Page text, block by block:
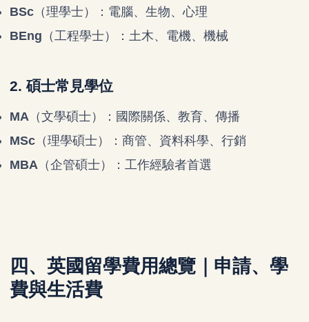
BSc （理學士）：電腦、生物、心理
BEng （工程學士）：土木、電機、機械
2. 碩士常見學位
MA （文學碩士）：國際關係、教育、傳播
MSc （理學碩士）：商管、資料科學、行銷
MBA （企管碩士）：工作經驗者首選
四、英國留學費用總覽｜申請、學
費與生活費